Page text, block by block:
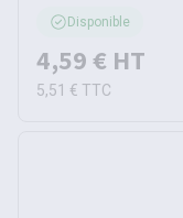
Disponible
4,59 € HT
5,51 € TTC